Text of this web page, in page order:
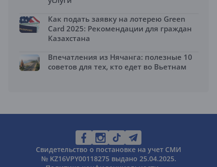
Как подать заявку на лотерею Green
Card 2025: Рекомендации для граждан
Казахстана
Впечатления из Нячанга: полезные 10
советов для тех, кто едет во Вьетнам
Свидетельство о постановке на учет СМИ
№ KZ16VPY00118275 выдано 25.04.2025.